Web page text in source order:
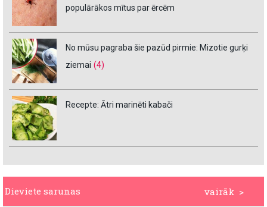
populārākos mītus par ērcēm
No mūsu pagraba šie pazūd pirmie: Mizotie gurķi
ziemai (4)
Recepte: Ātri marinēti kabači
vairāk >
Dieviete sarunas